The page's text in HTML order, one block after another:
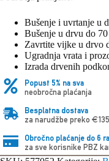
Bušenje i uvrtanje u
Bušenje u drvu do
Zavrtite vijke u drvo
Ugradnja vrata i
Izrada drvenih
Popust 5% na sva
neobročna plaćanja
Besplatna dostava
za narudžbe preko €135
Obročno plaćanje do 6
za sve korisnike PBZ